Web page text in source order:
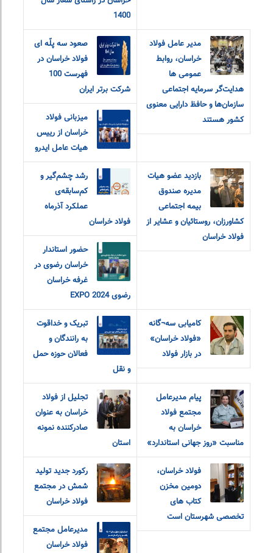
1400
مدیر عامل فولاد
خراسان، روابط
عمومی ها
هدایت‌گر سرمایه اجتماعی
سازمان‌ها و حافظ دارایی معنوی
کشور هستند
صعود سه پلّه ای
فولاد خراسان در
فهرست 100
شرکت برتر ایران
میزبانی فولاد
خراسان از رییس
هیات عامل ایدرو
بازدید عضو هیات
مدیره صندوق
بیمه اجتماعی
کشاورزان، روستائیان و عشایر از
فولاد خراسان
رشد چشم‌گیر و
کم‌سابقه‌ی
عملکرد آذرماه
فولاد خراسان
حضور استاندار
خراسان رضوی در
غرفه خراسان
رضوی EXPO 2024
کامیابی سه¬گانه
«فولاد خراسان»
در بازار فولاد
تبریک و خداقوت
به رانندگان و
فعالان حوزه حمل
و نقل
پیام مدیرعامل
مجتمع فولاد
خراسان به
مناسبت «روز جهانی استاندارد»
تجلیل از فولاد
خراسان به عنوان
صادرکننده نمونه
استان
فولاد خراسان،
دومین مخزن
کتاب های
تخصصی شهرستان است
رکورد جدید تولید
شمش در مجتمع
فولاد خراسان
مدیرعامل مجتمع
فولاد خراسان